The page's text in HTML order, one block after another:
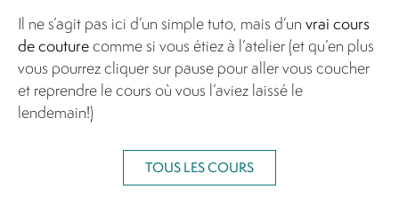
Il ne s’agit pas ici d’un simple tuto, mais d’un vrai cours
de couturecomme si vous étiez à l’atelier (et qu’en plus
vous pourrez cliquer sur pause pour aller vous coucher
et reprendre le cours où vous l’aviez laissé le
lendemain!)
TOUS LES COURS